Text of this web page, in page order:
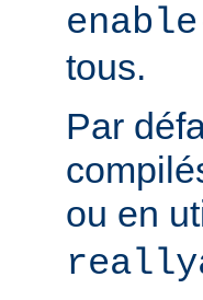
tous.
Par
ou en